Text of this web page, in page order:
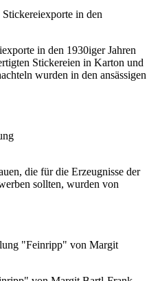
in den 1930iger Jahren
Stickereien in Karton und
wurden in den ansässigen
die für die Erzeugnisse der
sollten, wurden von